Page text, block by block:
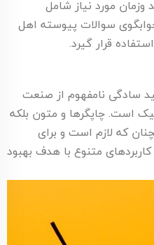
مورد نیاز شامل
سوالات پیوسته اهل
قرار گیرد.
سادگی نامفهوم از صنعت
است. چاپگرها و متون بلکه
که لازم است و برای
متنوع با هدف بهبود